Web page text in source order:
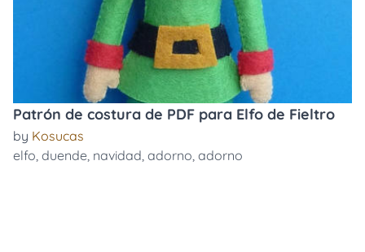
Patrón de costura de PDF para Elfo de Fieltro
by Kosucas
elfo, duende, navidad, adorno, adorno